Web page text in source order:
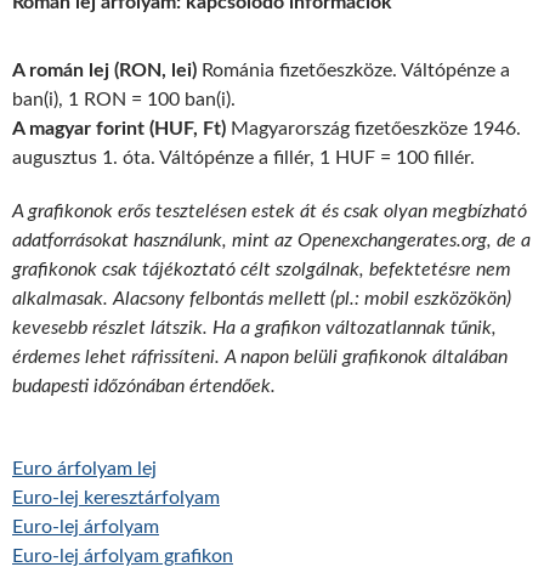
A román lej (RON, lei) Románia fizetőeszköze. Váltópénze a
ban(i), 1 RON = 100 ban(i).
A magyar forint (HUF, Ft) Magyarország fizetőeszköze 1946.
augusztus 1. óta. Váltópénze a fillér, 1 HUF = 100 fillér.
A grafikonok erős tesztelésen estek át és csak olyan megbízható
adatforrásokat használunk, mint az Openexchangerates.org, de a
grafikonok csak tájékoztató célt szolgálnak, befektetésre nem
alkalmasak. Alacsony felbontás mellett (pl.: mobil eszközökön)
kevesebb részlet látszik. Ha a grafikon változatlannak tűnik,
érdemes lehet ráfrissíteni. A napon belüli grafikonok általában
budapesti időzónában értendőek.
Euro árfolyam lej
Euro-lej keresztárfolyam
Euro-lej árfolyam
Euro-lej árfolyam grafikon